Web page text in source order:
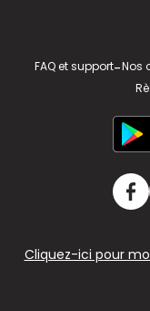
FAQ et support-Nos
Cliquez-ici pour